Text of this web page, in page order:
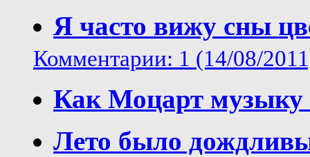
Я часто вижу сны
Комментарии: 1 (14/08/
Как Моцарт музыку
Лето было